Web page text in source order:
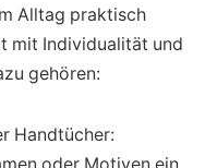
Alltag praktisch
mit Individualität und
gehören:
Handtücher: